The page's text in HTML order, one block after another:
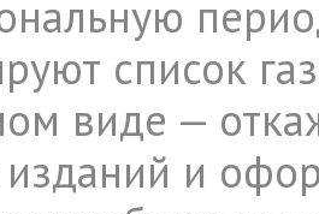
список
виде —
и